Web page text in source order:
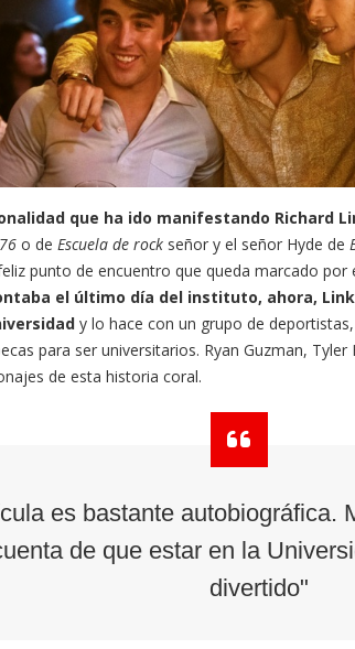
que ha ido manifestando Richard
o de Escuela de rock señor y el señor Hyde de
punto de encuentro que queda marcado por
el último día del instituto, ahora,
y lo hace con un grupo de
para ser universitarios. Ryan Guzman,
de esta historia coral.
es bastante autobiográfica.
de que estar en la
divertido"